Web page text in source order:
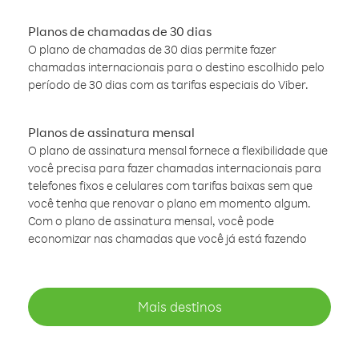
Planos de chamadas de 30 dias
O plano de chamadas de 30 dias permite fazer
chamadas internacionais para o destino escolhido pelo
período de 30 dias com as tarifas especiais do Viber.
Planos de assinatura mensal
O plano de assinatura mensal fornece a flexibilidade que
você precisa para fazer chamadas internacionais para
telefones fixos e celulares com tarifas baixas sem que
você tenha que renovar o plano em momento algum.
Com o plano de assinatura mensal, você pode
economizar nas chamadas que você já está fazendo
Mais destinos